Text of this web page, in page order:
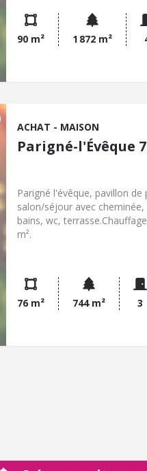
90 m² 1 872 m²
ACHAT - MAISON
Parigné-l'Évêque
Parigné l'évêque, pavillon
salon/séjour avec
bains, wc,
m².
76 m² 744 m² 3